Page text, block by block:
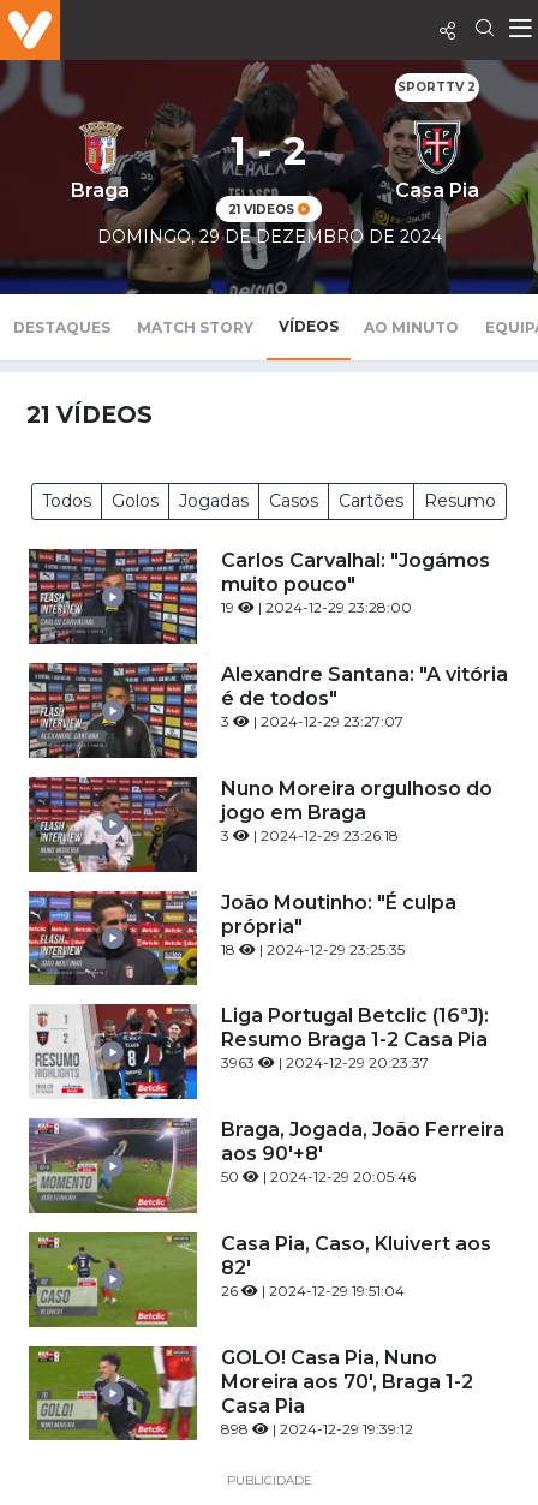
SPORTTV 2
Braga
1 - 2
21 VIDEOS
Casa Pia
DOMINGO, 29 DE DEZEMBRO DE 2024
DESTAQUES MATCH STORY VÍDEOS AO MINUTO
21 VÍDEOS
Todos Golos Jogadas Casos Cartões Resumo
Carlos Carvalhal: "Jogámos
muito pouco"
19 | 2024-12-29 23:28:00
Alexandre Santana: "A vitória
é de todos"
3 | 2024-12-29 23:27:07
Nuno Moreira orgulhoso do
jogo em Braga
3 | 2024-12-29 23:26:18
João Moutinho: "É culpa
própria"
18 | 2024-12-29 23:25:35
Liga Portugal Betclic (16ªJ):
Resumo Braga 1-2 Casa Pia
3963 | 2024-12-29 20:23:37
Braga, Jogada, João Ferreira
aos 90'+8'
50 | 2024-12-29 20:05:46
Casa Pia, Caso, Kluivert aos
82'
26 | 2024-12-29 19:51:04
GOLO! Casa Pia, Nuno
Moreira aos 70', Braga 1-2
Casa Pia
898 | 2024-12-29 19:39:12
PUBLICIDADE